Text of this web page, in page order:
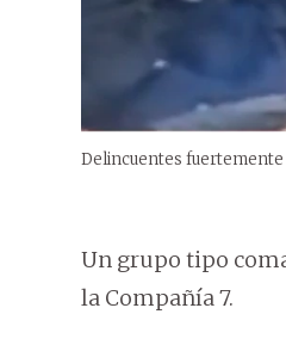
Delincuentes fuertemente
Un grupo tipo
la Compañía 7.